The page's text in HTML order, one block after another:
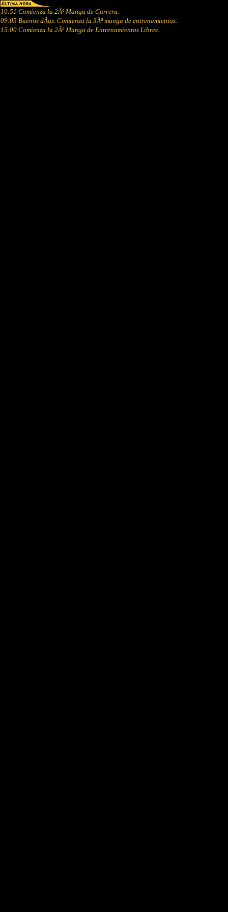
10:51 Comienza la 2Âª Manga de Carrera.
09:05 Buenos dÃ­as. Comienza la 3Âª manga de entrenamientos.
15:00 Comienza la 2Âª Manga de Entrenamientos Libres.